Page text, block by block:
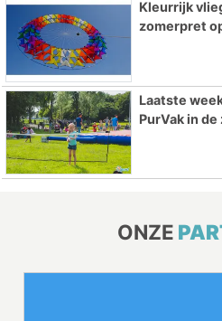
Kleurrijk
zomerpret
Laatste
PurVak in
ONZE